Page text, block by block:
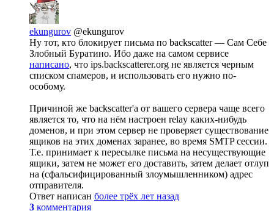
ekungurov @ekungurov
Ну тот, кто блокирует письма по backscatter — Сам Себе
Злобный Буратино. Ибо даже на самом сервисе
написано, что ips.backscatterer.org не является черным
списком спамеров, и использовать его нужно по-
особому.
Причиной же backscatter'а от вашего сервера чаще всего
является то, что на нём настроен relay каких-нибудь
доменов, и при этом сервер не проверяет существование
ящиков на этих доменах заранее, во время SMTP сессии.
Т.е. принимает к пересылке письма на несуществующие
ящики, затем не может его доставить, затем делает отлуп
на (сфальсифицированный злоумышленником) адрес
отправителя.
Ответ написан более трёх лет назад
3 комментария